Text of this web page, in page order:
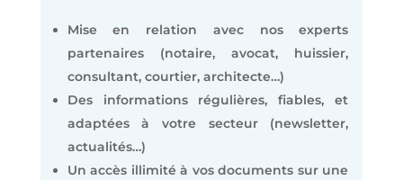
Mise en relation avec nos experts
partenaires (notaire, avocat, huissier,
consultant, courtier, architecte…)
Des informations régulières, fiables, et
adaptées à votre secteur (newsletter,
actualités…)
Un accès illimité à vos documents sur une